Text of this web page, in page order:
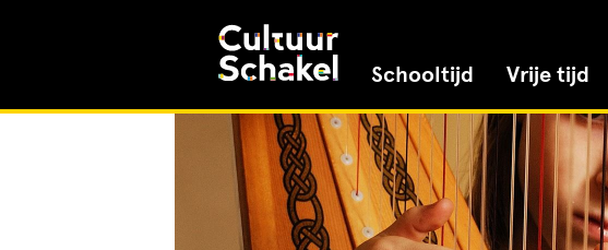
Schooltijd Vrije tijd